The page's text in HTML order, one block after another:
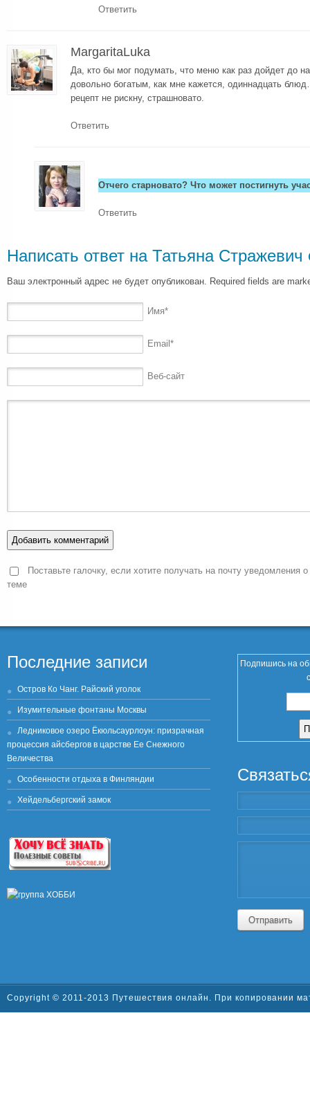
Ответить
MargaritaLuka
Да, кто бы мог подумать, что меню как раз дойдет до
довольно богатым, как мне кажется, одиннадцать
рецепт не рискну, страшновато.
Ответить
Отчего старновато? Что может постигнуть
Ответить
Написать ответ на Татьяна Стражевич
Ваш электронный адрес не будет опубликован. Required fields are
Имя*
Email *
Веб-сайт
Поставьте галочку, если хотите получать на почту уведомления
теме
Последние записи
Остров Ко Чанг. Райский уголок
Изумительные фонтаны Москвы
Ледниковое озеро Ёкюльсаурлоун: призрачная
процессия айсбергов в царстве Ее Снежного
Величества
Особенности отдыха в Финляндии
Хейдельбергский замок
Подпишись на
Отправить
Copyright © 2011-2013 Путешествия онлайн. При копировании